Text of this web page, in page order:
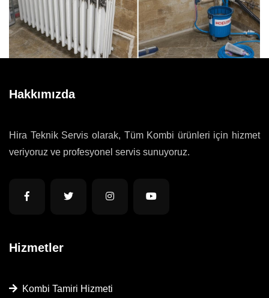
Hakkımızda
Hira Teknik Servis olarak, Tüm Kombi ürünleri için hizmet
veriyoruz ve profesyonel servis sunuyoruz.
Hizmetler
Kombi Tamiri Hizmeti